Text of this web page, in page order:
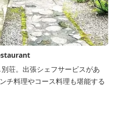
荘。出張シェフサービスがあ
チ料理やコース料理も堪能する